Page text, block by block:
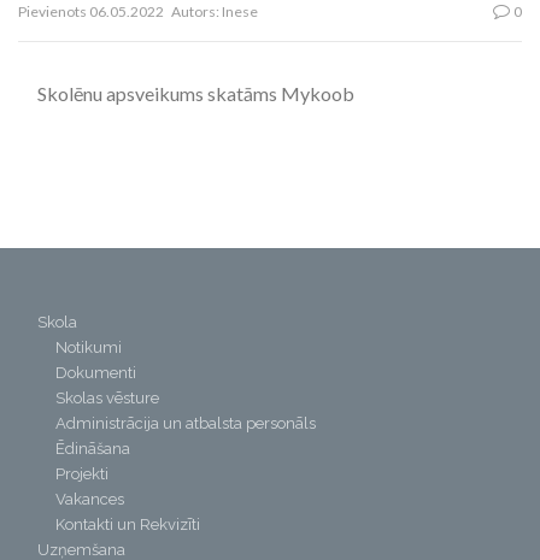
Pievienots 06.05.2022 Autors: Inese 0
Skolēnu apsveikums skatāms Mykoob
Skola
Notikumi
Dokumenti
Skolas vēsture
Administrācija un atbalsta personāls
Ēdināšana
Projekti
Vakances
Kontakti un Rekvizīti
Uzņemšana